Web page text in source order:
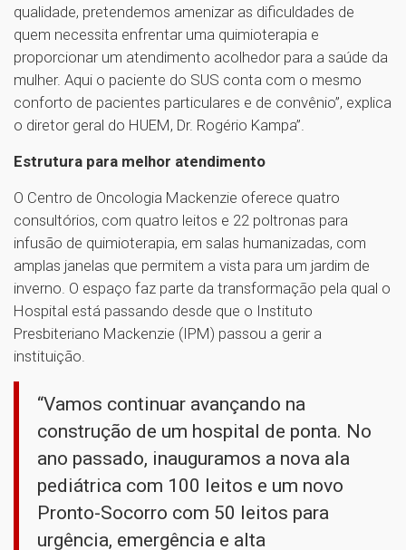
qualidade, pretendemos amenizar as dificuldades de
quem necessita enfrentar uma quimioterapia e
proporcionar um atendimento acolhedor para a saúde da
mulher. Aqui o paciente do SUS conta com o mesmo
conforto de pacientes particulares e de convênio”, explica
o diretor geral do HUEM, Dr. Rogério Kampa”.
Estrutura para melhor atendimento
O Centro de Oncologia Mackenzie oferece quatro
consultórios, com quatro leitos e 22 poltronas para
infusão de quimioterapia, em salas humanizadas, com
amplas janelas que permitem a vista para um jardim de
inverno. O espaço faz parte da transformação pela qual o
Hospital está passando desde que o Instituto
Presbiteriano Mackenzie (IPM) passou a gerir a
instituição.
“Vamos continuar avançando na
construção de um hospital de ponta. No
ano passado, inauguramos a nova ala
pediátrica com 100 leitos e um novo
Pronto-Socorro com 50 leitos para
urgência, emergência e alta